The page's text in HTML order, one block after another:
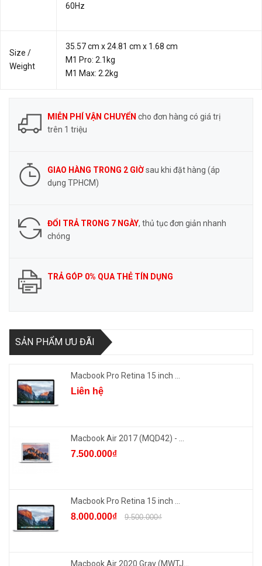
60Hz
Size /
Weight
35.57 cm x 24.81 cm x 1.68 cm
M1 Pro: 2.1kg
M1 Max: 2.2kg
MIỄN PHÍ VẬN CHUYỂN cho đơn hàng có giá trị
trên 1 triệu
GIAO HÀNG TRONG 2 GIỜsau khi đặt hàng (áp
dụng TPHCM)
ĐỔI TRẢ TRONG 7 NGÀY, thủ tục đơn giản nhanh
chóng
TRẢ GÓP 0% QUA THẺ TÍN DỤNG
SẢN PHẨM ƯU ĐÃI
Macbook Pro Retina 15 inch ...
Liên hệ
Macbook Air 2017 (MQD42) - ...
7.500.000₫
Macbook Pro Retina 15 inch ...
8.000.000₫ 9.500.000₫
Macbook Air 2020 Gray (MWTJ...